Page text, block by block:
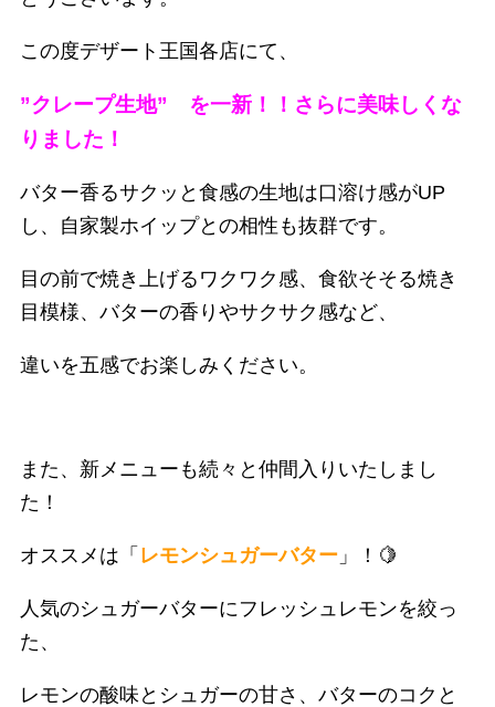
この度デザート王国各店にて、
”クレープ生地” を一新！！さらに美味しくな
りました！
バター香るサクッと食感の生地は口溶け感がUP
し、自家製ホイップとの相性も抜群です。
目の前で焼き上げるワクワク感、食欲そそる焼き
目模様、バターの香りやサクサク感など、
違いを五感でお楽しみください。
また、新メニューも続々と仲間入りいたしまし
た！
オススメは「 レモンシュガーバター」！🍋
人気のシュガーバターにフレッシュレモンを絞っ
た、
レモンの酸味とシュガーの甘さ、バターのコクと